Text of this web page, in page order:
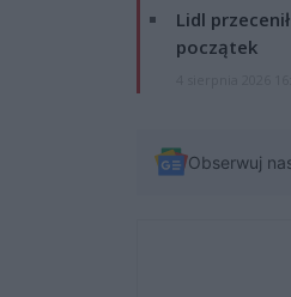
Lidl
początek
Obserwuj